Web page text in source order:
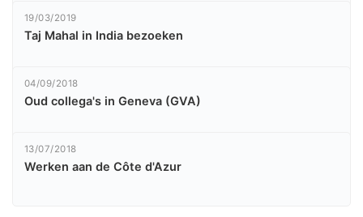
19/03/2019
Taj Mahal in India bezoeken
04/09/2018
Oud collega's in Geneva (GVA)
13/07/2018
Werken aan de Côte d'Azur